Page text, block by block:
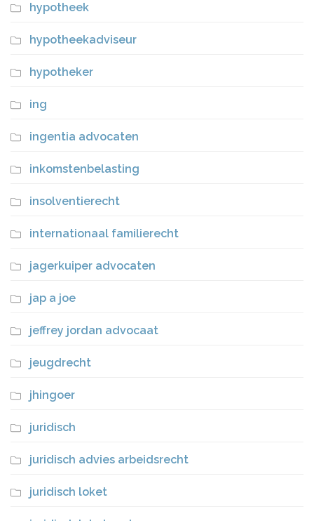
hypotheek
hypotheekadviseur
hypotheker
ing
ingentia advocaten
inkomstenbelasting
insolventierecht
internationaal familierecht
jagerkuiper advocaten
jap a joe
jeffrey jordan advocaat
jeugdrecht
jhingoer
juridisch
juridisch advies arbeidsrecht
juridisch loket